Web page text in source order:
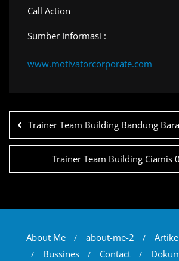
Navigasi
pos
Trainer Team Building Bandung
Trainer Team Building Ciamis
About Me about-me-2
Bussines
Contact
Negotiation skill training
Personal excellence
Sales